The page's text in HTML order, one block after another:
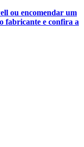
ou encomendar um
fabricante e confira a